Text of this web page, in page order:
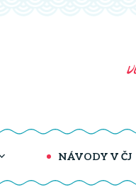
NÁVODY V ČJ